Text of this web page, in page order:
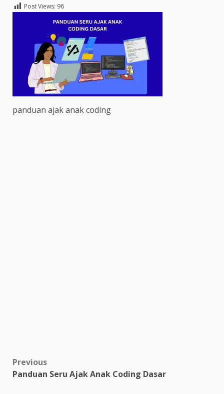
Post Views: 96
panduan ajak anak coding
Post
navigation
Previous
Panduan Seru Ajak Anak Coding Dasar